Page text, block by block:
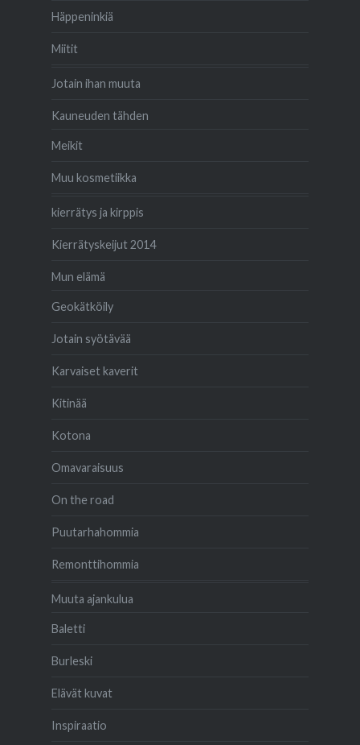
Häppeninkiä
Miitit
Jotain ihan muuta
Kauneuden tähden
Meikit
Muu kosmetiikka
kierrätys ja kirppis
Kierrätyskeijut 2014
Mun elämä
Geokätköily
Jotain syötävää
Karvaiset kaverit
Kitinää
Kotona
Omavaraisuus
On the road
Puutarhahommia
Remonttihommia
Muuta ajankulua
Baletti
Burleski
Elävät kuvat
Inspiraatio